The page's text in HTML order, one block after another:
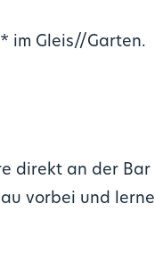
im Gleis//Garten.
direkt an der Bar
vorbei und lerne